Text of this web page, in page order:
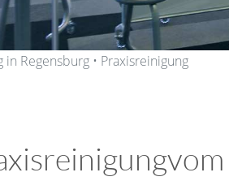
in Regensburg • Praxisreinigung